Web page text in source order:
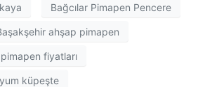
Bağcılar Pimapen Pencere
ahşap pimapen
fiyatları
küpeşte